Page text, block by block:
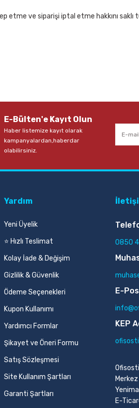
etme ve siparişi iptal etme hakkını saklı
E-Bülten'e Kayıt Olun
Haber listemize kayıt olarak
kampanyalardan,haberdar
olabilirsiniz.
Yardım
Yeni Üyelik
⭐ Hızlı Teslimat
Kolay İade & Değişim
Gizlilik & Güvenlik
Ödeme Seçenekleri
Kupon Kullanımı
Yardımcı Formlar
Şikayet ve Öneri Formu
Satış Sözleşmesi
Site Kullanım Şartları
Garanti Şartları
0850
E-
KEP
E-